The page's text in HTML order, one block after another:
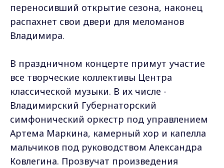
переносивший открытие сезона, наконец
распахнет свои двери для меломанов
Владимира.
В праздничном концерте примут участие
все творческие коллективы Центра
классической музыки. В их числе -
Владимирский Губернаторский
симфонический оркестр под управлением
Артема Маркина, камерный хор и капелла
мальчиков под руководством Александра
Ковлегина. Прозвучат произведения